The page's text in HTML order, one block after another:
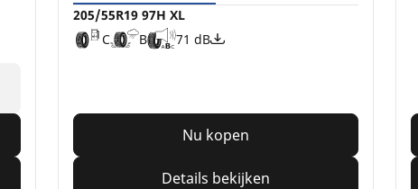
205/55R19 97H XL
C
B 71 dB
Nu kopen
Details bekijken